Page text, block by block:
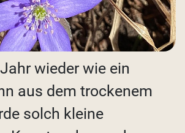
wieder wie ein
aus dem trockenem
solch kleine